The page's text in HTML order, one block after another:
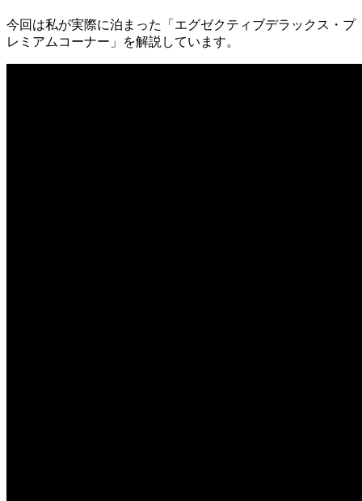
今回は私が実際に泊まった「エグゼクティブデラックス・プ
レミアムコーナー」を解説しています。